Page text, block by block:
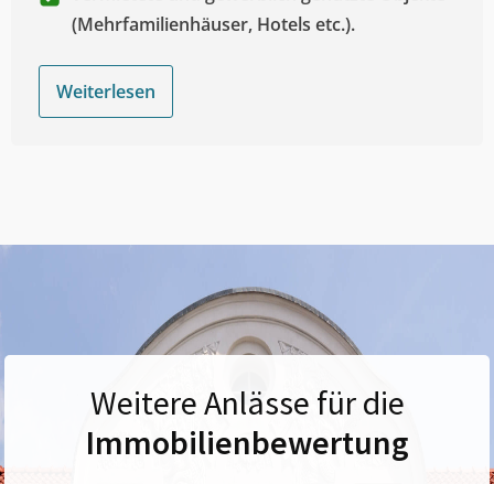
(Mehrfamilienhäuser, Hotels etc.).
Weiterlesen
Weitere Anlässe für die
Immobilienbewertung